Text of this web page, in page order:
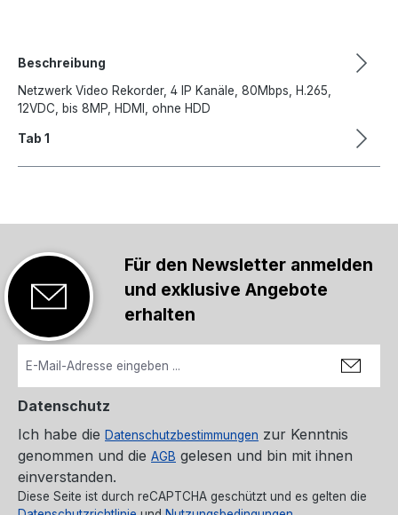
Beschreibung
Netzwerk Video Rekorder, 4 IP Kanäle, 80Mbps, H.265,
12VDC, bis 8MP, HDMI, ohne HDD
Tab 1
Für den Newsletter anmelden
und exklusive Angebote
erhalten
Datenschutz
Ich habe die Datenschutzbestimmungen zur Kenntnis
genommen und die AGB gelesen und bin mit ihnen
einverstanden.
Diese Seite ist durch reCAPTCHA geschützt und es gelten die